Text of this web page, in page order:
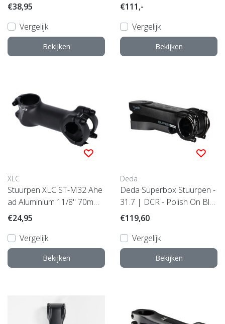
€38,95
Vergelijk
Bekijken
m
€111,-
Vergelijk
Bekijken
XLC
Stuurpen XLC ST-M32 Ahe
ad Aluminium 11/8" 70mm
Ø 31.8mm 6° Zwart 70
€24,95
Vergelijk
Bekijken
Deda
Deda Superbox Stuurpen -
31.7 | DCR - Polish On Bla
ck (POB)
€119,60
Vergelijk
Bekijken